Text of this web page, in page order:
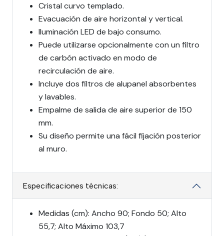
Cristal curvo templado.
Evacuación de aire horizontal y vertical.
Iluminación LED de bajo consumo.
Puede utilizarse opcionalmente con un filtro
de carbón activado en modo de
recirculación de aire.
Incluye dos filtros de alupanel absorbentes
y lavables.
Empalme de salida de aire superior de 150
mm.
Su diseño permite una fácil fijación posterior
al muro.
Especificaciones técnicas:
Medidas (cm): Ancho 90; Fondo 50; Alto
55,7; Alto Máximo 103,7